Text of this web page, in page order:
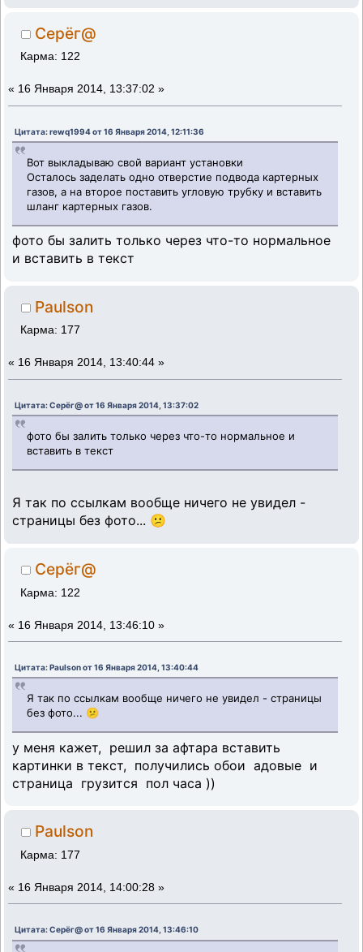
Серёг@
Карма: 122
« 16 Января 2014, 13:37:02 »
Цитата: rewq1994 от 16 Января 2014, 12:11:36
Вот выкладываю свой вариант установки
Осталось заделать одно отверстие подвода картерных
газов, а на второе поставить угловую трубку и вставить
шланг картерных газов.
фото бы залить только через что-то нормальное
и вставить в текст
Paulson
Карма: 177
« 16 Января 2014, 13:40:44 »
Цитата: Серёг@ от 16 Января 2014, 13:37:02
фото бы залить только через что-то нормальное и
вставить в текст
Я так по ссылкам вообще ничего не увидел -
страницы без фото... 😕
Серёг@
Карма: 122
« 16 Января 2014, 13:46:10 »
Цитата: Paulson от 16 Января 2014, 13:40:44
Я так по ссылкам вообще ничего не увидел - страницы
без фото... 😕
у меня кажет, решил за афтара вставить
картинки в текст, получились обои адовые и
страница грузится пол часа ))
Paulson
Карма: 177
« 16 Января 2014, 14:00:28 »
Цитата: Серёг@ от 16 Января 2014, 13:46:10